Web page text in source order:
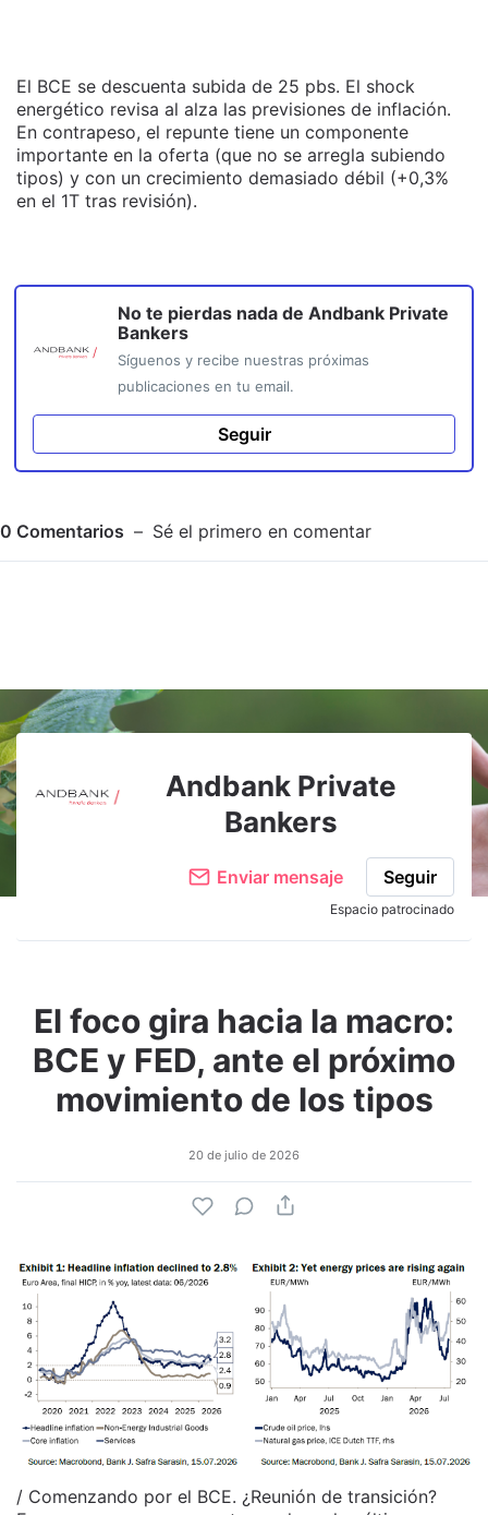
El BCE se descuenta subida de 25 pbs. El shock
energético revisa al alza las previsiones de inflación.
En contrapeso, el repunte tiene un componente
importante en la oferta (que no se arregla subiendo
tipos) y con un crecimiento demasiado débil (+0,3%
en el 1T tras revisión).
No te pierdas nada de Andbank Private
Bankers
Síguenos y recibe nuestras próximas
publicaciones en tu email.
Seguir
0 Comentarios Sé el primero en comentar
Andbank Private
Bankers
Enviar mensaje Seguir
Espacio patrocinado
El foco gira hacia la macro:
BCE y FED, ante el próximo
movimiento de los tipos
20 de julio de 2026
/ Comenzando por el BCE. ¿Reunión de transición?